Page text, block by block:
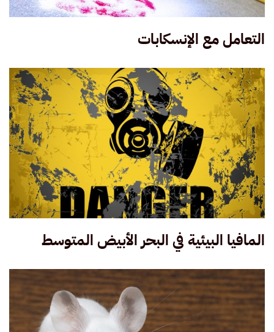
التعامل مع الإنسكابات
المافيا البيئية في البحر الأبيض المتوسط